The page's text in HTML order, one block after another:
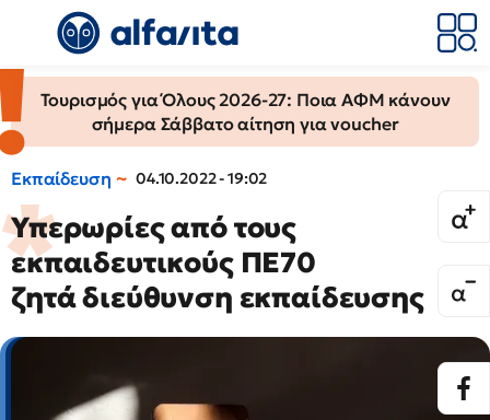
Τουρισμός για Όλους 2026-27: Ποια ΑΦΜ κάνουν
σήμερα Σάββατο αίτηση για voucher
Εκπαίδευση 04.10.2022 - 19:02
Υπερωρίες από τους
εκπαιδευτικούς ΠΕ70
ζητά διεύθυνση εκπαίδευσης